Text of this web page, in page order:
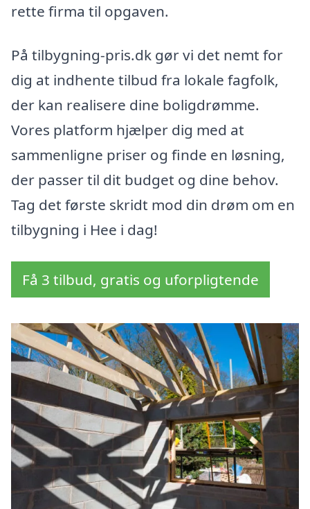
rette firma til opgaven.
På tilbygning-pris.dk gør vi det nemt for
dig at indhente tilbud fra lokale fagfolk,
der kan realisere dine boligdrømme.
Vores platform hjælper dig med at
sammenligne priser og finde en løsning,
der passer til dit budget og dine behov.
Tag det første skridt mod din drøm om en
tilbygning i Hee i dag!
Få 3 tilbud, gratis og uforpligtende